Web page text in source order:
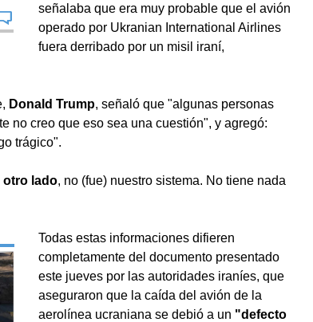
señalaba que era muy probable que el avión
operado por Ukranian International Airlines
fuera derribado por un misil iraní,
Donald Trump, señaló que "algunas personas
no creo que eso sea una cuestión", y agregó:
trágico".
otro lado, no (fue) nuestro sistema. No tiene nada
Todas estas informaciones difieren
completamente del documento presentado
este jueves por las autoridades iraníes, que
aseguraron que la caída del avión de la
aerolínea ucraniana se debió a un "defecto